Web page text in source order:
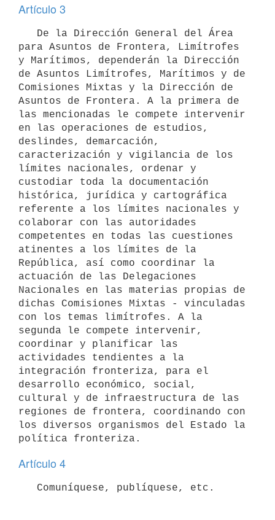
Artículo 3
para Asuntos de Frontera, Limítrofes
y Marítimos, dependerán la Dirección
de Asuntos Limítrofes, Marítimos y de
Comisiones Mixtas y la Dirección de
Asuntos de Frontera. A la primera de
las mencionadas le compete intervenir
en las operaciones de estudios,
deslindes, demarcación,
caracterización y vigilancia de los
límites nacionales, ordenar y
custodiar toda la documentación
histórica, jurídica y cartográfica
referente a los límites nacionales y
colaborar con las autoridades
competentes en todas las cuestiones
atinentes a los límites de la
República, así como coordinar la
actuación de las Delegaciones
Nacionales en las materias propias de
dichas Comisiones Mixtas - vinculadas
con los temas limítrofes. A la
segunda le compete intervenir,
coordinar y planificar las
actividades tendientes a la
integración fronteriza, para el
desarrollo económico, social,
cultural y de infraestructura de las
regiones de frontera, coordinando con
los diversos organismos del Estado la
Artículo 4